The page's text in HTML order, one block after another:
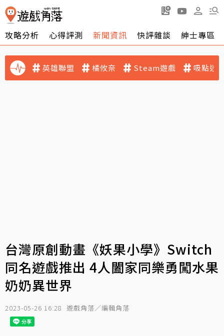
攻略分析 心得評測 新聞資訊 快評雜談 紳士專區
英雄聯盟 橘攸奈 Steam遊戲 吸點迷
台灣原創動畫《妖果小學》Switch
同名遊戲推出 4人闔家同樂勇闖水果
奶奶異世界
2023-05-26 16:28 遊戲角落／編輯角落